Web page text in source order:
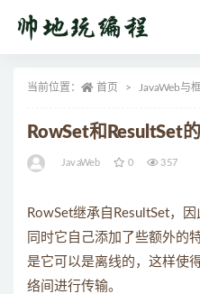
当前位置： 首页 JavaWeb与
RowSet和ResultSet的
JavaWeb 0 357
RowSet继承自ResultSet，
同时它自己添加了些额外的
是它可以是离线的，这样使
络间进行传输。